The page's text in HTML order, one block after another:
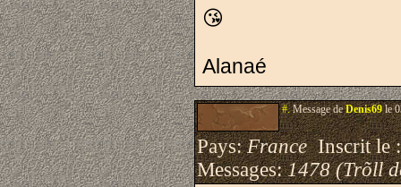
😘
Alanaé
#.Message deDenis69le
Pays:FranceInscrit le
Messages:1478 (Trõll